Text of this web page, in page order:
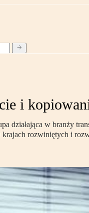
i
działająca w branży
rozwiniętych i